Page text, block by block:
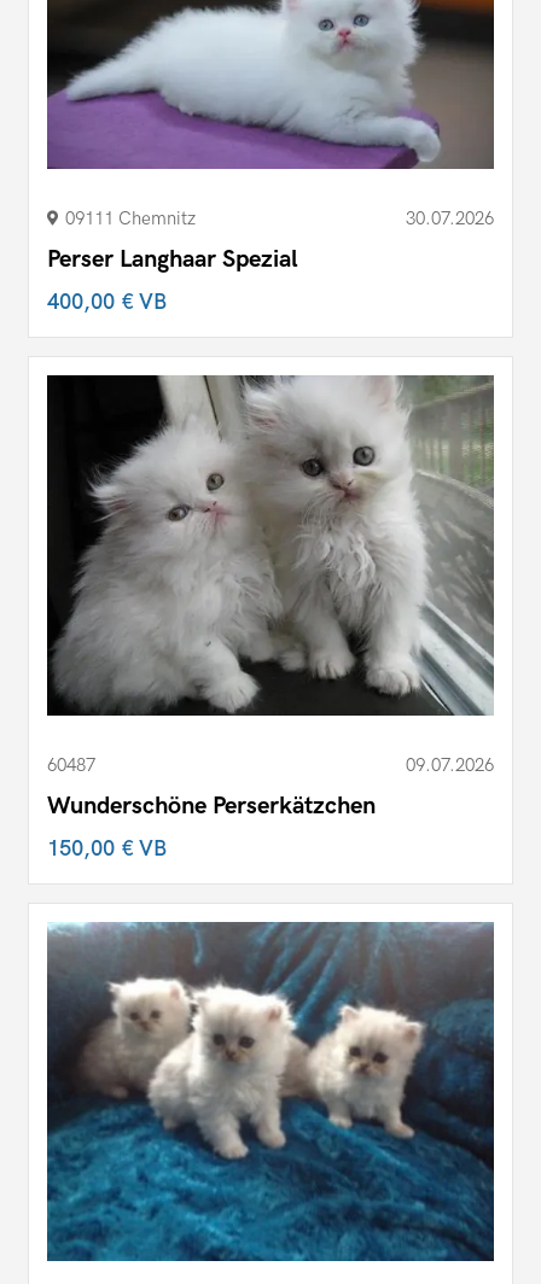
09111 Chemnitz 30.07.2026
Perser Langhaar Spezial
400,00 €VB
60487 09.07.2026
Wunderschöne Perserkätzchen
150,00 €VB